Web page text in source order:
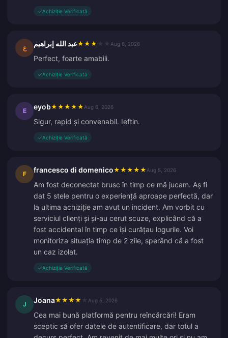
✓Achiziție Verificată
ع عبد الله إبراهيم★ ★ ★ Aug 6, 2026
Perfect, foarte amabili.
✓Achiziție Verificată
E eyob★ ★ ★ ★ ★ Aug 6, 2026
Sigur, rapid și convenabil. Ieftin.
✓Achiziție Verificată
F francesco di domenico★ ★ ★ ★ ★ Aug 5, 2026
Am fost deconectat brusc în timp ce mă jucam. Aș fi
dat 5 stele pentru o experiență aproape perfectă, dar
la ultima achiziție am avut un incident. Am vorbit cu
serviciul clienți și și-au cerut scuze, explicând că a
fost accidental în timp ce își curățau logurile. Voi
monitoriza situația timp de 2 zile, sperând că a fost
un caz izolat.
✓Achiziție Verificată
J Joana★ ★ ★ ★ Aug 5, 2026
Cea mai bună platformă pentru reîncărcări! Eram
sceptic să ofer datele de autentificare, dar totul a